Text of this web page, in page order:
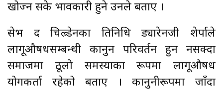
खोज्न सके प्रभावकारी हुने उनले बताए ।
सेभ द चिल्र्डेनका प्रतिनिधि ड्यारेनजी शेर्पाले
लागूऔषधसम्बन्धी कानुन परिवर्तन हुन नसक्दा
समाजमा ठूलो समस्याका रूपमा लागूऔषध
प्रयोगकर्ता रहेको बताए । कानुनीरूपमा जाँदा